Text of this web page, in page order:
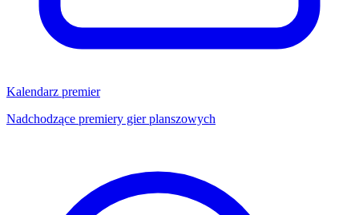
Kalendarz premier
Nadchodzące premiery gier planszowych